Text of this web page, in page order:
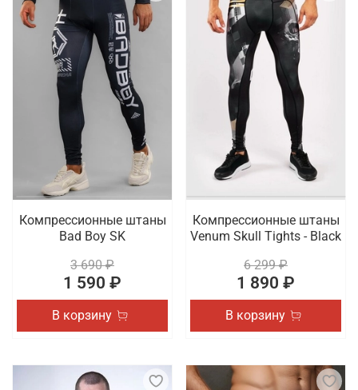
Компрессионные штаны
Bad Boy SK
3 690 ₽
1 590 ₽
В корзину
Компрессионные штаны
Venum Skull Tights - Black
6 299 ₽
1 890 ₽
В корзину